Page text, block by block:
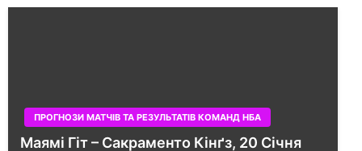
ПРОГНОЗИ МАТЧІВ ТА РЕЗУЛЬТАТІВ КОМАНД НБА
Маямі Гіт – Сакраменто Кінґз, 20 Січня